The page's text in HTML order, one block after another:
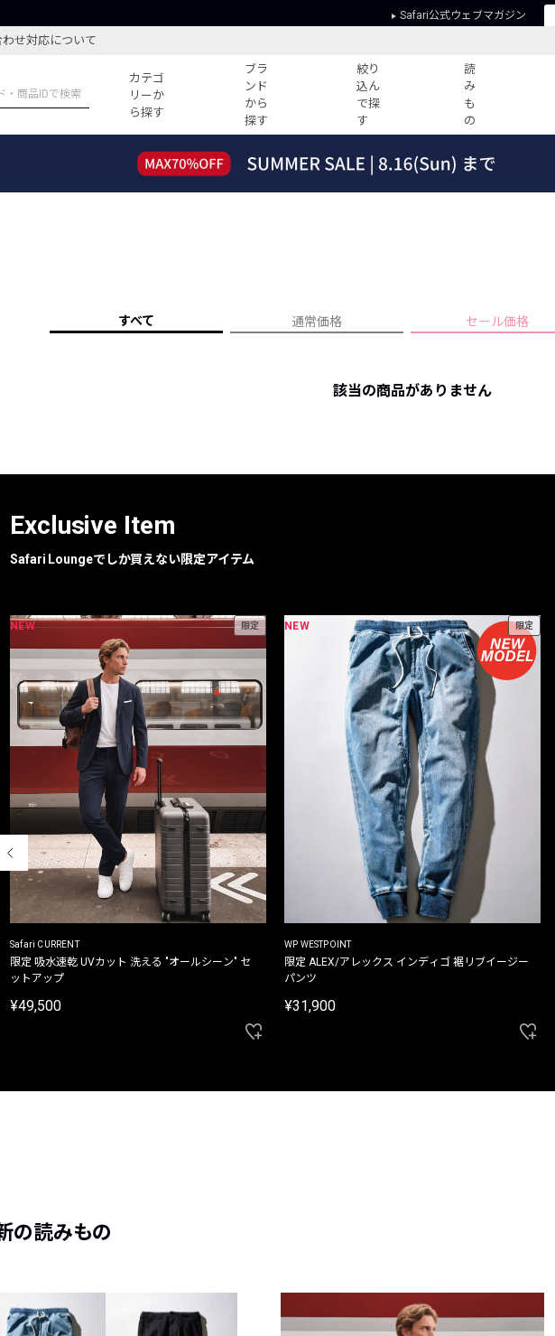
Safari公式ウェブマガジン
せ対応について
カテゴ
リーか
ら探す
ブラ
ンド
から
探す
絞り
込ん
で探
す
読
み
も
の
すべての記事
人気記事ランキング
フォーカスブランド
プライバシーポリシー
すべて 通常価格 セール価格
該当の商品がありません
Exclusive Item
Safari Loungeでしか買えない限定アイテム
NEW 限定
Safari CURRENT
限定 吸水速乾 UVカット 洗える "オールシーン" セ
ットアップ
¥49,500
NEW 限定
WP WESTPOINT
限定 ALEX/アレックス インディゴ 裾リブイージー
パンツ
¥31,900
の読みもの